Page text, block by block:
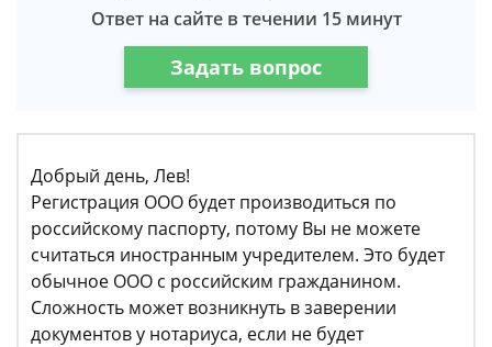
Ответ на сайте в течении 15 минут
Задать вопрос
Добрый день, Лев!
Регистрация ООО будет производиться по
российскому паспорту, потому Вы не можете
считаться иностранным учредителем. Это будет
обычное ООО с российским гражданином.
Сложность может возникнуть в заверении
документов у нотариуса, если не будет